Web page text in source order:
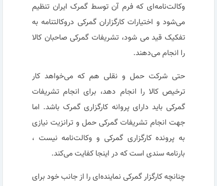
وکالت‌نامه‌ای که فرم آن توسط گمرک ایران تنظیم
می‌شود و اختیارات کارگزاران گمرکی دروکالتنامه به
تفکیک قید می شود، تشریفات گمرکی صاحبان کالا
را انجام می‌دهند.
حتی شرکت حمل و نقلی هم که می‌خواهد کار
ترخیص کالا را انجام دهد، برای انجام تشریفات
گمرکی باید دارای پروانه کارگزاری گمرک باشد. اما
جهت انجام تشریفات گمرکی حمل و ترانزیت نیازی
به پرونده کارگزاری گمرکی و وکالت‌نامه نیست ،
بارنامه سندی است که در اینجا کفایت می‌کند.
چنانچه کارگزار گمرکی نماینده‌ای را از جانب خود برای